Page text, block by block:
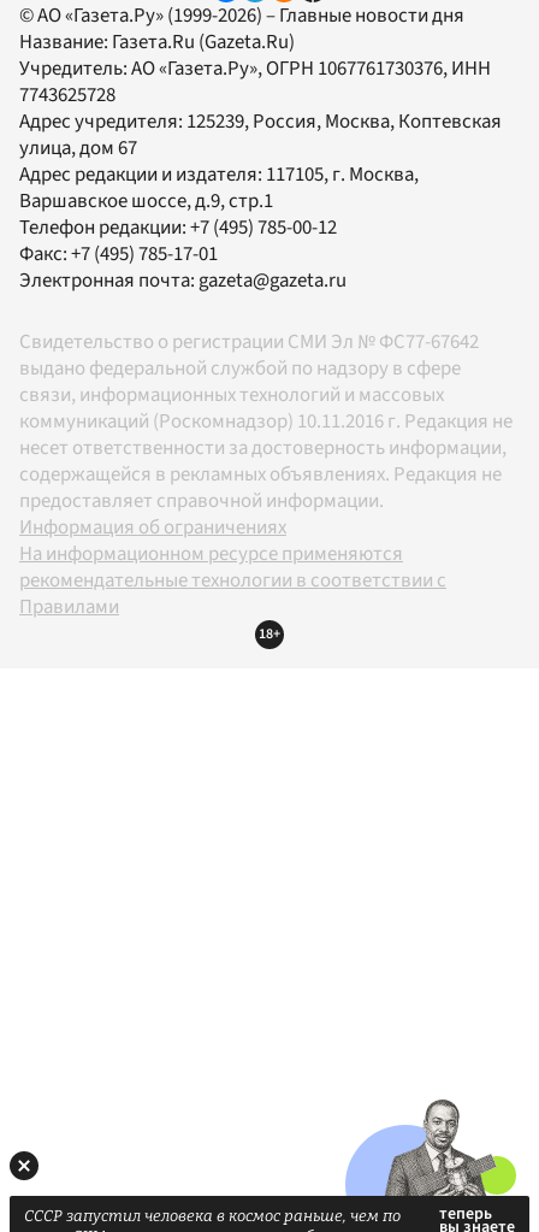
© АО «Газета.Ру» (1999-2026) – Главные новости дня
Название: Газета.Ru (Gazeta.Ru)
Учредитель:АО «Газета.Ру», ОГРН 1067761730376, ИНН
7743625728
Адрес учредителя: 125239, Россия, Москва, Коптевская
улица, дом 67
Адрес редакции и издателя: 117105, г. Москва,
Варшавское шоссе, д.9, стр.1
Телефон редакции:+7 (495) 785-00-12
Факс:+7 (495) 785-17-01
Электронная почта:gazeta@gazeta.ru
Свидетельство о регистрации СМИ Эл № ФС77-67642
выдано федеральной службой по надзору в сфере
связи, информационных технологий и массовых
коммуникаций (Роскомнадзор) 10.11.2016 г. Редакция не
несет ответственности за достоверность информации,
содержащейся в рекламных объявлениях. Редакция не
предоставляет справочной информации.
Информация об ограничениях
На информационном ресурсе применяются
рекомендательные технологии в соответствии с
Правилами
18+
СССР запустил человека в космос раньше, чем по